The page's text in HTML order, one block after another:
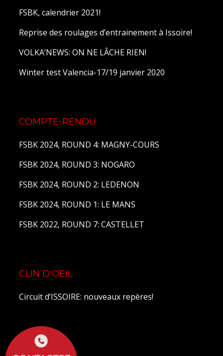
FSBK, calendrier 2021!
Reprise des roulages d’entrainement à Issoire!
VOLKA’NEWS: ON NE LÂCHE RIEN!
Winter test Valencia-17/19 janvier 2020
COMPTE-RENDU
FSBK 2024, ROUND 4: MAGNY-COURS
FSBK 2024, ROUND 3: NOGARO
FSBK 2024, ROUND 2: LEDENON
FSBK 2024, ROUND 1: LE MANS
FSBK 2022, ROUND 7: CASTELLET
CLIN D'OEIL
Circuit d’ISSOIRE: nouveaux repères!